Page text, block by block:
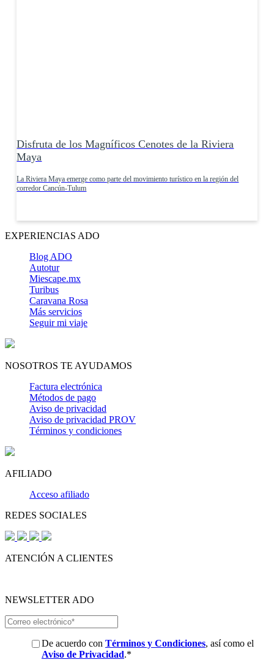
Disfruta de los Magníficos Cenotes de la Riviera
Maya
La Riviera Maya emerge como parte del movimiento turístico en la región del
corredor Cancún-Tulum
EXPERIENCIAS ADO
Blog ADO
Autotur
Miescape.mx
Turibus
Caravana Rosa
Más servicios
Seguir mi viaje
NOSOTROS TE AYUDAMOS
Factura electrónica
Métodos de pago
Aviso de privacidad
Aviso de privacidad PROV
Términos y condiciones
AFILIADO
Acceso afiliado
REDES SOCIALES
ATENCIÓN A CLIENTES
NEWSLETTER ADO
De acuerdo con Términos y Condiciones, así como el
Aviso de Privacidad.*